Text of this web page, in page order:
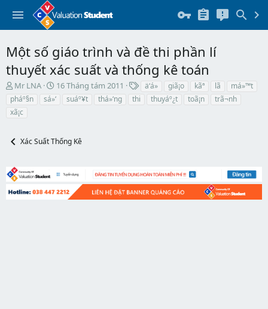
Một số giáo trình và đề thi phần lí
thuyết xác suất và thống kê toán
T
h
r
e
d
a
r
t
Mr LNA
N
g
ắ
ầ
16 Tháng tám 2011 ä‘á» giã¡o kãª lã­
má»™t
pháº§n
sá»‘ suáº¥t thá»‘ng thi thuyáº¿t toã¡n
trã¬nh
xã¡c
Xác Suất Thống Kê